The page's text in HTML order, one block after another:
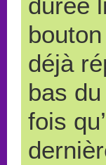
bouton
déjà
bas
fois